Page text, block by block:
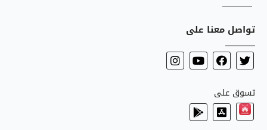
تواصل معنا على
تسوق على